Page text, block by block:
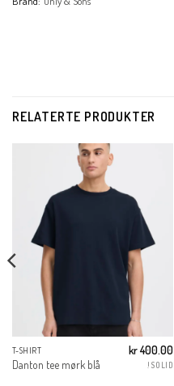
RELATERTE PRODUKTER
T-SHIRT
Danton tee mørk blå
kr400.00
!SOLID